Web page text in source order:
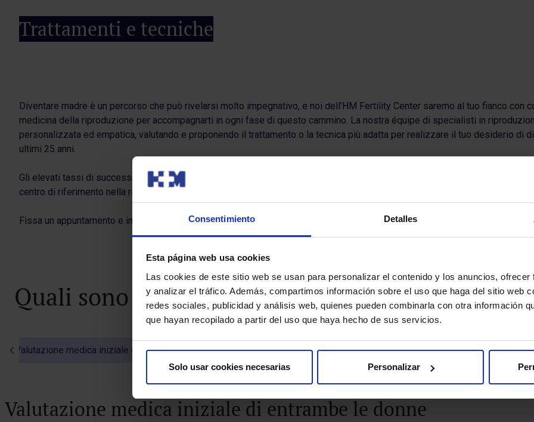
Consentimiento Detalles
Esta página web usa cookies
Las cookies de este sitio web se usan para personalizar el contenido y los anuncios,
y analizar el tráfico. Además, compartimos información sobre el uso que haga del sitio web
redes sociales, publicidad y análisis web, quienes pueden combinarla con otra información
que hayan recopilado a partir del uso que haya hecho de sus servicios.
Solo usar cookies necesarias Personalizar
Trattamenti e tecniche
Diventare madre è un percorso che può rivelarsi molto impegnativo, e noi dell’HM Fertility Center saremo al tuo fianco
medicina della riproduzione per accompagnarti in ogni fase di questo cammino. La nostra équipe di specialisti in
personalizzata ed empatica, valutando e proponendo il trattamento o la tecnica più adatta per realizzare il tuo desiderio di
ultimi 25 anni.
Gli elevati tassi di successo dei nostri trattamenti di inseminazione artificiale e fecondazione in vitro, così come
centro di riferimento nella riproduzione assistita in Spagna. Affidati a noi e insieme raggiungeremo il tuo obiettivo.
Fissa un appuntamento e inizia il tuo percorso verso la maternità grazie al metodo ROPA a Madrid, in Galizia e a Toledo.
Play
Quali sono le fasi del metodo ROPA?
Valutazione medica iniziale di entrambe le donne Stimolazione ovarica nella donna donatrice Puntura ovarica e
Valutazione medica iniziale di entrambe le donne